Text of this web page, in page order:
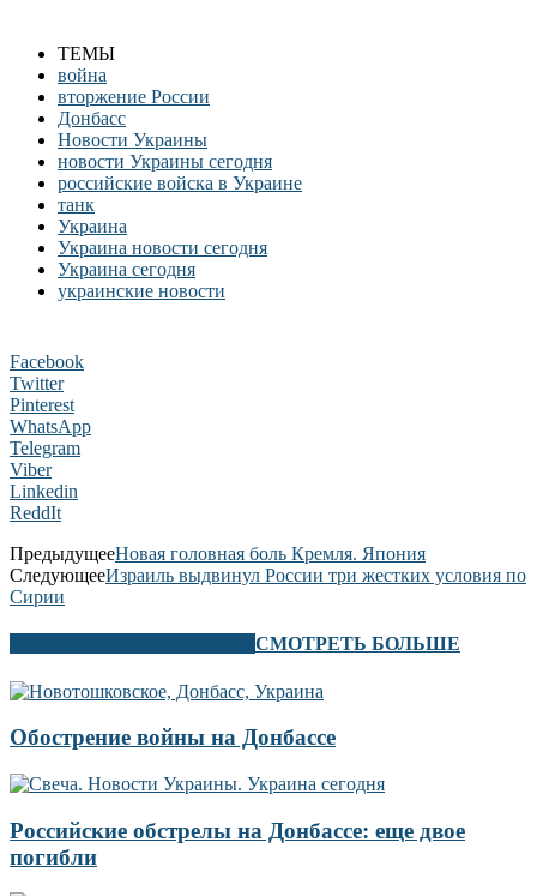
ТЕМЫ
война
вторжение России
Донбасс
Новости Украины
новости Украины сегодня
российские войска в Украине
танк
Украина
Украина новости сегодня
Украина сегодня
украинские новости
Facebook
Twitter
Pinterest
WhatsApp
Telegram
Viber
Linkedin
ReddIt
ПредыдущееНовая головная боль Кремля. Япония
СледующееИзраиль выдвинул России три жестких условия по
Сирии
СМОТРЕТЬ БОЛЬШЕ
Обострение войны на Донбассе
Российские обстрелы на Донбассе: еще двое
погибли